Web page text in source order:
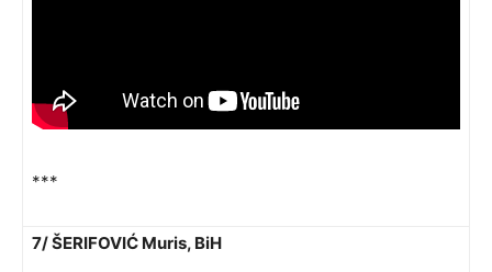
***
7/ ŠERIFOVIĆ Muris, BiH